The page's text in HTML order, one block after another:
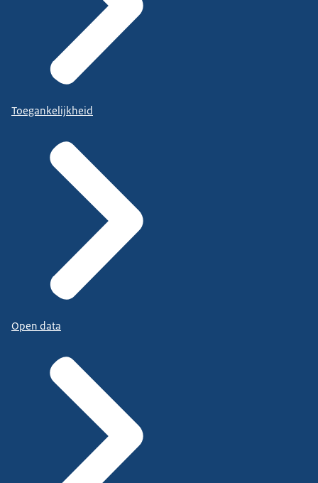
Toegankelijkheid
Open data